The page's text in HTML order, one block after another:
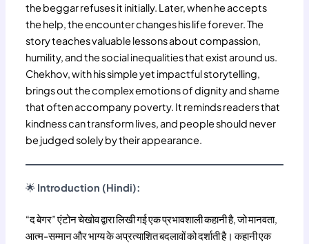
the beggar refuses it initially. Later, when he accepts
the help, the encounter changes his life forever. The
story teaches valuable lessons about compassion,
humility, and the social inequalities that exist around us.
Chekhov, with his simple yet impactful storytelling,
brings out the complex emotions of dignity and shame
that often accompany poverty. It reminds readers that
kindness can transform lives, and people should never
be judged solely by their appearance.
🌟 Introduction (Hindi):
“द बेगर” एंटोन चेखोव द्वारा लिखी गई एक प्रभावशाली कहानी है, जो मानवता,
आत्म-सम्मान और भाग्य के अप्रत्याशित बदलावों को दर्शाती है। कहानी एक